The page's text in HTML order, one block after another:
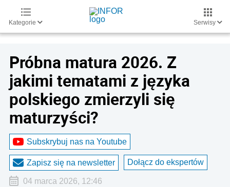
Kategorie Serwisy
Próbna matura 2026. Z
jakimi tematami z języka
polskiego zmierzyli się
maturzyści?
Subskrybuj nas na Youtube
Zapisz się na newsletter Dołącz do ekspertów
04 marca 2026, 12:46